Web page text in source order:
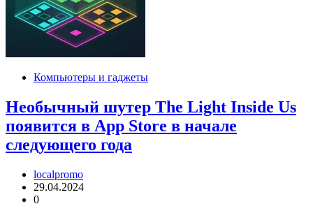
Компьютеры и гаджеты
Необычный шутер The Light Inside Us
появится в App Store в начале
следующего года
localpromo
29.04.2024
0